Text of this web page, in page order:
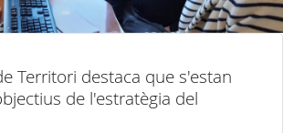
Territori destaca que s'estan
de l'estratègia del